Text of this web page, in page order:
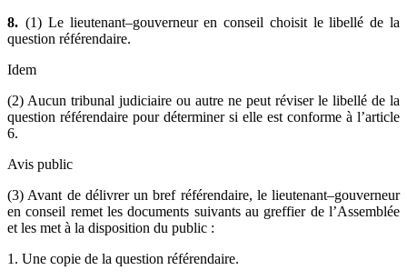
8. (1) Le lieutenant–gouverneur en conseil choisit le libellé de la
question référendaire.
Idem
(2) Aucun tribunal judiciaire ou autre ne peut réviser le libellé de la
question référendaire pour déterminer si elle est conforme à l’article
6.
Avis public
(3) Avant de délivrer un bref référendaire, le lieutenant–gouverneur
en conseil remet les documents suivants au greffier de l’Assemblée
et les met à la disposition du public :
1. Une copie de la question référendaire.